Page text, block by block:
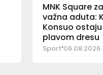
MNK Square
važna aduta:
Konsuo
plavom dresu
Sport 06.08.2026